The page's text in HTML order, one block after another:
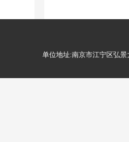
单位地址:南京市江宁区弘